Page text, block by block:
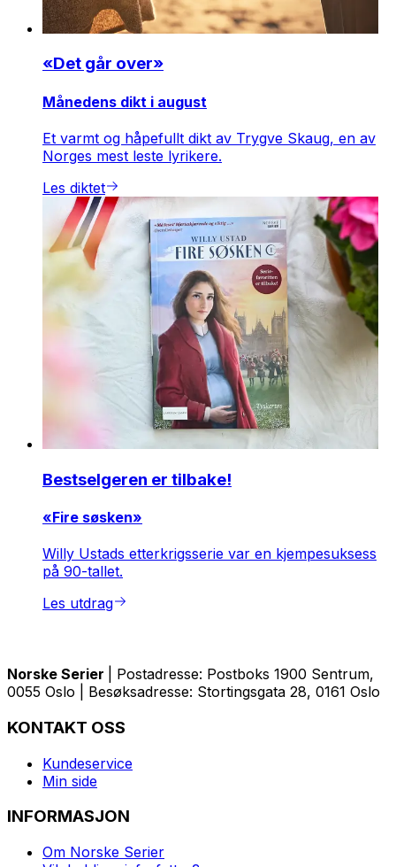
«Det går over»
Månedens dikt i august
Et varmt og håpefullt dikt av Trygve Skaug, en av
Norges mest leste lyrikere.
Les diktet
Bestselgeren er tilbake!
«Fire søsken»
Willy Ustads etterkrigsserie var en kjempesuksess
på 90-tallet.
Les utdrag
Norske Serier
| Postadresse: Postboks 1900 Sentrum,
0055 Oslo | Besøksadresse: Stortingsgata 28, 0161 Oslo
KONTAKT OSS
Kundeservice
Min side
INFORMASJON
Om Norske Serier